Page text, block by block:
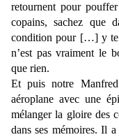
retournent pour
copains, sachez que
condition pour […] y
n’est pas vraiment le
que rien.
Et puis notre
aéroplane avec une
mélanger la gloire des
dans ses mémoires. Il